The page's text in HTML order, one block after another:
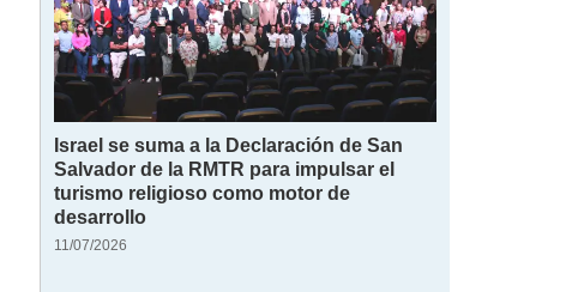
Israel se suma a la Declaración de San
Salvador de la RMTR para impulsar el
turismo religioso como motor de
desarrollo
11/07/2026